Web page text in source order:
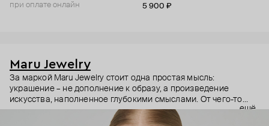
при оплате онлайн
5 900 ₽
Maru Jewelry
За маркой Maru Jewelry стоит одна простая мысль:
украшение – не дополнение к образу, а произведение
искусства, наполненное глубокими смыслами. От чего-то
очень личного – любви к своему телу – до масштабного –
открытости миру и другим культурам. Основательница
ещё